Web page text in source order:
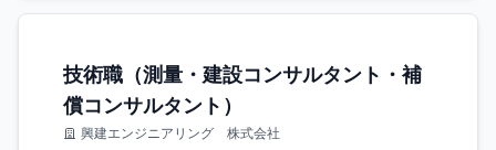
技術職（測量・建設コンサルタント・補
償コンサルタント）
興建エンジニアリング 株式会社